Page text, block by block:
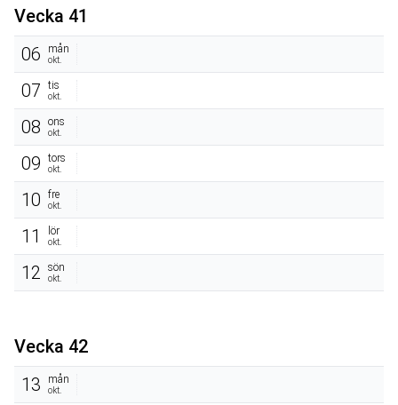
Vecka 41
06
mån
okt.
07 tis
okt.
08 ons
okt.
09 tors
okt.
10 fre
okt.
11 lör
okt.
12 sön
okt.
Vecka 42
13
mån
okt.